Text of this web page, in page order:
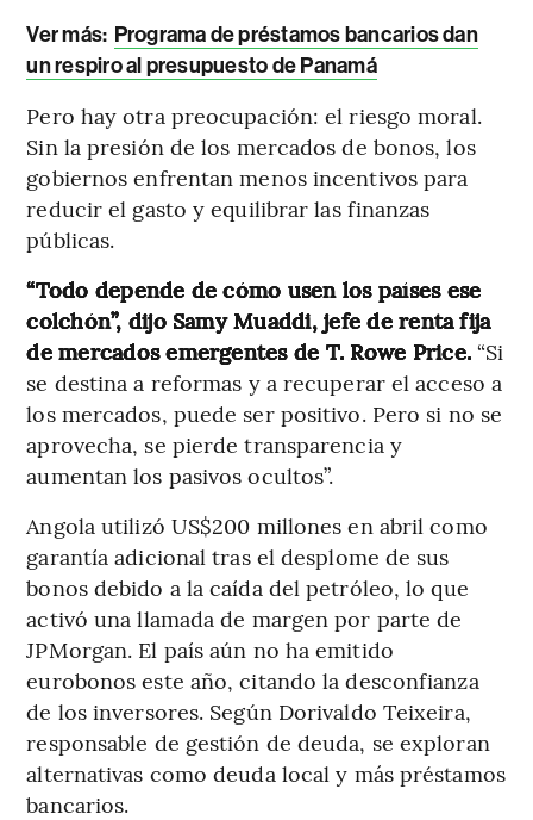
Ver más: Programa de préstamos bancarios dan
un respiro al presupuesto de Panamá
Pero hay otra preocupación: el riesgo moral.
Sin la presión de los mercados de bonos, los
gobiernos enfrentan menos incentivos para
reducir el gasto y equilibrar las finanzas
públicas.
“Todo depende de cómo usen los países ese
colchón”, dijo Samy Muaddi, jefe de renta fija
de mercados emergentes de T. Rowe Price.“Si
se destina a reformas y a recuperar el acceso a
los mercados, puede ser positivo. Pero si no se
aprovecha, se pierde transparencia y
aumentan los pasivos ocultos”.
Angola utilizó US$200 millones en abril como
garantía adicional tras el desplome de sus
bonos debido a la caída del petróleo, lo que
activó una llamada de margen por parte de
JPMorgan. El país aún no ha emitido
eurobonos este año, citando la desconfianza
de los inversores. Según Dorivaldo Teixeira,
responsable de gestión de deuda, se exploran
alternativas como deuda local y más préstamos
bancarios.